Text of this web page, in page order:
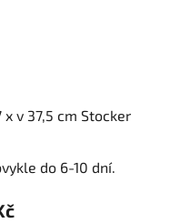
x v 37,5 cm Stocker
do 6-10 dní.